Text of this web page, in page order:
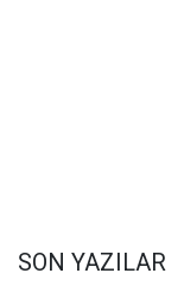
SON YAZILAR